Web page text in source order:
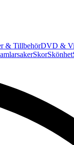
& TillbehörDVD &
SkorSkönhet